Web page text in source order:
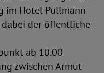
im Hotel Pullmann
der öffentliche
ab 10.00
zwischen Armut